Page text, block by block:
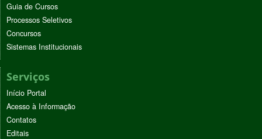
Guia de Cursos
Processos Seletivos
Concursos
Sistemas Institucionais
Serviços
Início Portal
Acesso à Informação
Contatos
Editais